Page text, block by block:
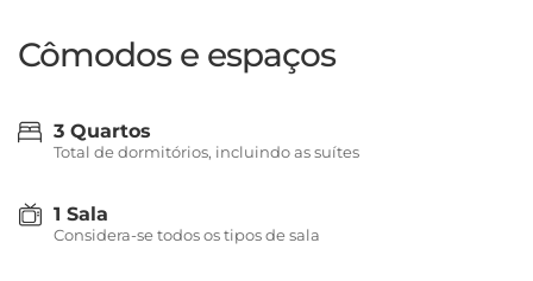
Cômodos e espaços
3 Quartos
Total de dormitórios, incluindo as suítes
1 Sala
Considera-se todos os tipos de sala